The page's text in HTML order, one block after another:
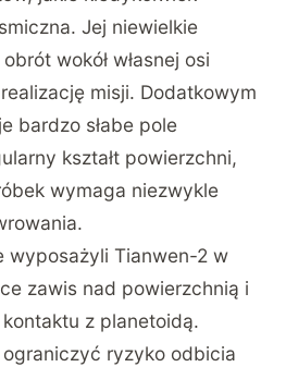
Jej niewielkie
wokół własnej osi
misji. Dodatkowym
bardzo słabe pole
kształt powierzchni,
wymaga niezwykle
wyposażyli Tianwen-2 w
zawis nad powierzchnią i
z planetoidą.
ryzyko odbicia